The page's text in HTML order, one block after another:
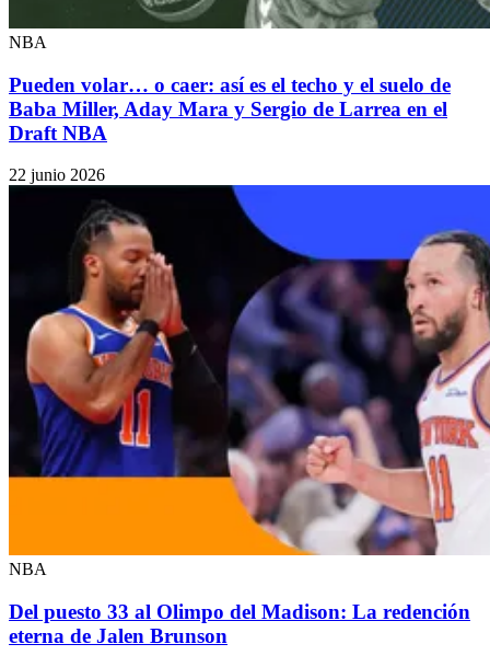
NBA
Pueden volar… o caer: así es el techo y el suelo de
Baba Miller, Aday Mara y Sergio de Larrea en el
Draft NBA
22 junio 2026
NBA
Del puesto 33 al Olimpo del Madison: La redención
eterna de Jalen Brunson